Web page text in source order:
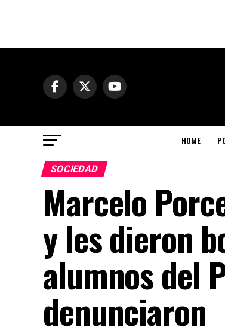
HOME
SOCIEDAD
Marcelo
y les dieron
alumnos del
denunciaron